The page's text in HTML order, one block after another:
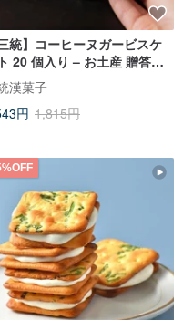
三統】コーヒーヌガービスケ
20 個入り – お土産 贈答品
中秋節 端午節 台湾土産 ギ
ボックス
漢菓子
円 1,815円